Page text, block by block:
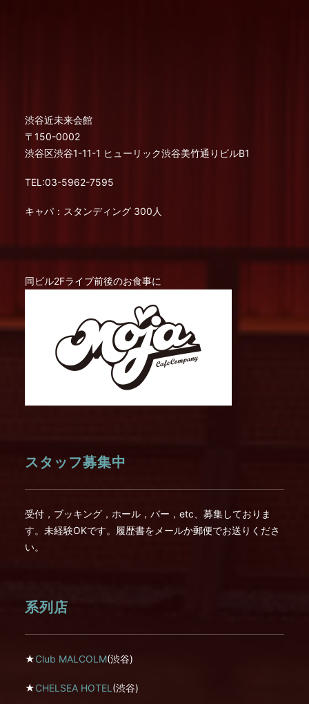
渋谷近未来会館
〒150-0002
渋谷区渋谷1-11-1 ヒューリック渋谷美竹通りビルB1
TEL:03-5962-7595
キャパ：スタンディング 300人
同ビル2Fライブ前後のお食事に
スタッフ募集中
受付，ブッキング，ホール，バー，etc、募集しておりま
す。未経験OKです。履歴書をメールか郵便でお送りくださ
い。
系列店
★Club MALCOLM(渋谷)
★CHELSEA HOTEL (渋谷)